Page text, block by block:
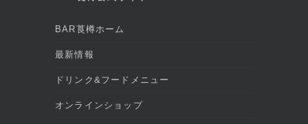
BAR莨樽ホーム
最新情報
ドリンク&フードメニュー
オンラインショップ